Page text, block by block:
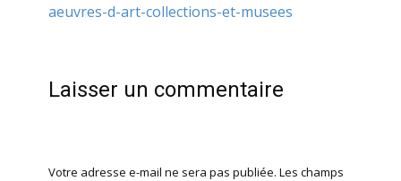
aeuvres-d-art-collections-et-musees
Laisser un commentaire
Votre adresse e-mail ne sera pas publiée. Les champs